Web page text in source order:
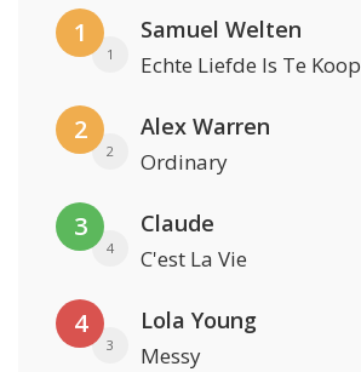
1
1
Samuel Welten
Echte Liefde Is Te Koop
2
2
Alex Warren
Ordinary
3
4
Claude
C'est La Vie
4
3
Lola Young
Messy